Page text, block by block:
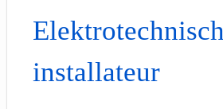
Elektrotechnisch
installateur